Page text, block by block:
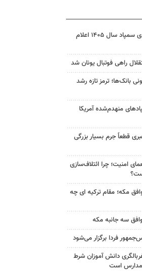
نتیجه آزمون ورودی سمپاد سال ۱۴۰۵ اعلام
راهی فوتبال یونان شد
بانک‌ها؛ ترمز تازه رشد
منهدم‌شده آمریکا
قطعاً جرم بسیار بزرگی
امنیت؛ چرا ائتلاف‌سازی
مکه؛ مقام ترکیه ای چه
سه جانبه مکه
فردا برگزار می‌شود
دانش آموزان شرط
مدارس است